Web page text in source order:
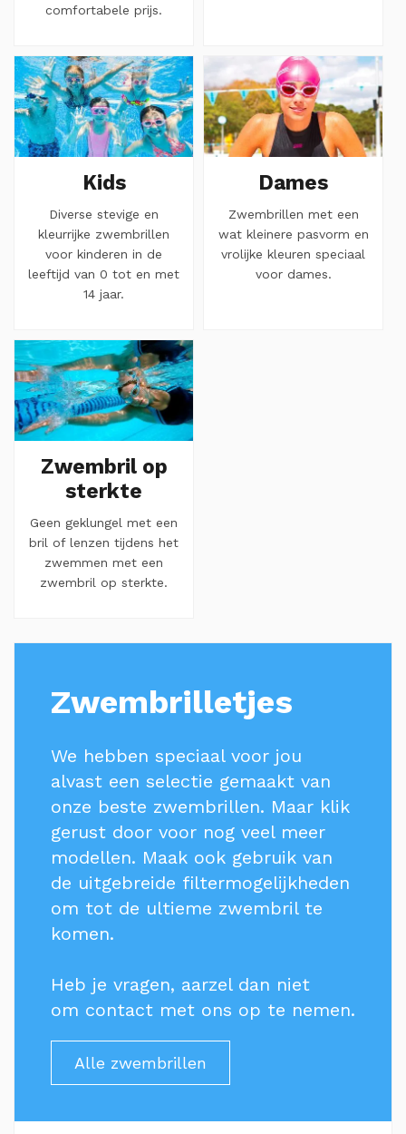
comfortabele prijs.
Kids
Diverse stevige en
kleurrijke zwembrillen
voor kinderen in de
leeftijd van 0 tot en met
14 jaar.
Dames
Zwembrillen met een
wat kleinere pasvorm en
vrolijke kleuren speciaal
voor dames.
Zwembril op
sterkte
Geen geklungel met een
bril of lenzen tijdens het
zwemmen met een
zwembril op sterkte.
Zwembrilletjes
We hebben speciaal voor jou
alvast een selectie gemaakt van
onze beste zwembrillen. Maar klik
gerust door voor nog veel meer
modellen. Maak ook gebruik van
de uitgebreide filtermogelijkheden
om tot de ultieme zwembril te
komen.
Heb je vragen, aarzel dan niet
om contact met ons op te nemen.
Alle zwembrillen